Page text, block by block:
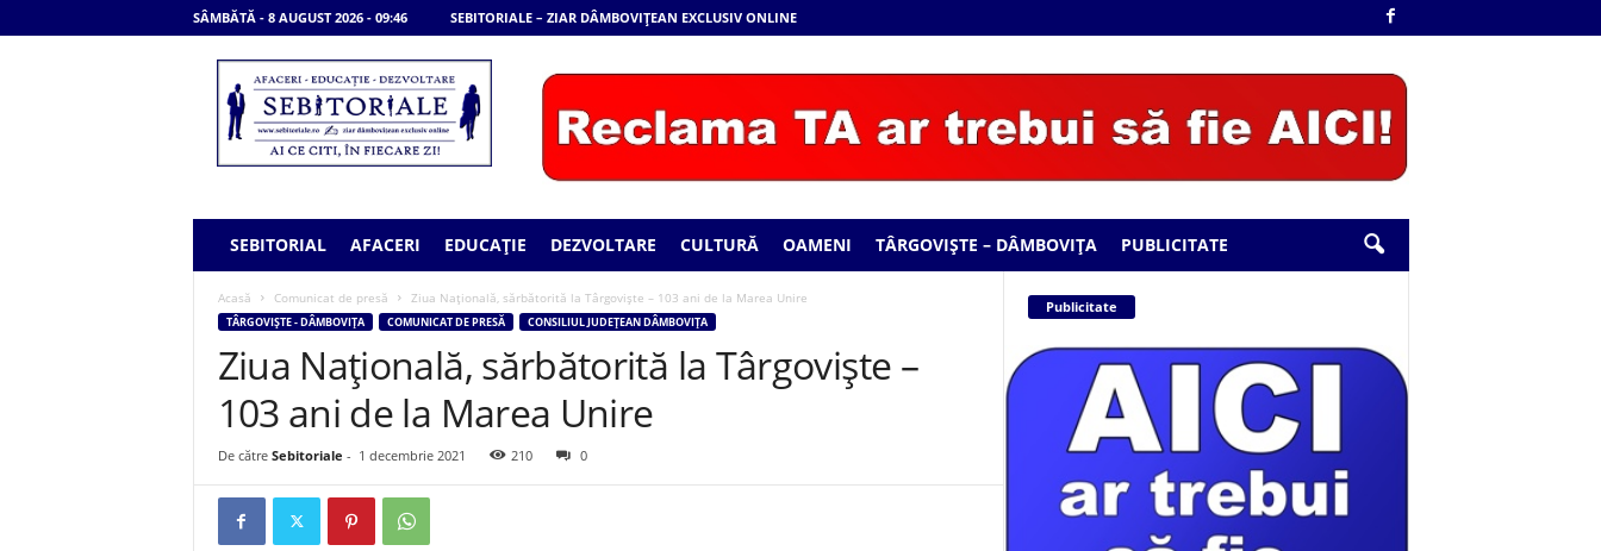
SÂMBĂTĂ - 8 AUGUST 2026 - 09:46 SEBITORIALE – ZIAR DÂMBOVIȚEAN EXCLUSIV ONLINE
SEBITORIAL AFACERI EDUCAȚIE DEZVOLTARE CULTURĂ OAMENI TÂRGOVIȘTE – DÂMBOVIȚA PUBLICITATE
Acasă Comunicat de presă Ziua Națională, sărbătorită la Târgoviște – 103 ani de la Marea Unire
TÂRGOVIȘTE - DÂMBOVIȚA COMUNICAT DE PRESĂ CONSILIUL JUDEȚEAN DÂMBOVIȚA
Ziua Națională, sărbătorită la Târgoviște –
103 ani de la Marea Unire
De către Sebitoriale - 1 decembrie 2021 210 0
Publicitate